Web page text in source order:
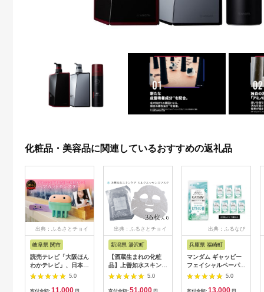
化粧品・美容品に関連しているおすすめの返礼品
出典：ふるさとチョイ
ス
岐阜県 関市
読売テレビ「大阪ほん
わかテレビ」、日本テ
レビ「ZIP!」にて 紹
介されました！H10-
88 フェザーカミソリ
5.0
11,000
出典：ふるさとチョイ
ス
新潟県 湯沢町
【酒蔵生まれの化粧
品】上善如水スキンケ
ア ミルクエッセンス
マスク 36枚入り 白瀧
酒造【地場産品】
5.0
51,000
出典：ふるなび
兵庫県 福崎町
マンダム ギャッビー
フェイシャルペーパー
モイストタイプ〈徳用
タイプ〉 42枚×7個セ
ット MA-59 GATSBY
5.0
13,000